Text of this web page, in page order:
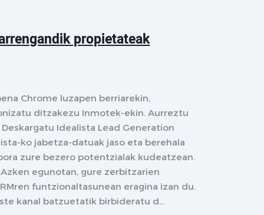
propietateak
Chrome luzapen berriarekin,
ditzakezu Inmotek-ekin. Aurreztu
Idealista Lead Generation
ko jabetza-datuak jaso eta berehala
zure bezero potentzialak kudeatzean.
egunotan, gure zerbitzarien
funtzionaltasunean eragina izan du.
kanal batzuetatik birbideratu d...